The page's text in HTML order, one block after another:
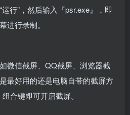
行”，然后输入『psr.exe』，即
进行录制。
微信截屏、QQ截屏、浏览器截
最好用的还是电脑自带的截屏方
合键即可开启截屏。